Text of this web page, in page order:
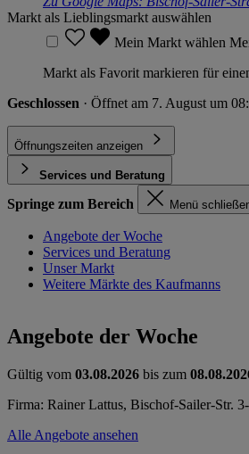
Markt als Lieblingsmarkt auswählen
Mein Markt wählen
Markt als Favorit markieren für
Geschlossen · Öffnet am 7. August um
Öffnungszeiten anzeigen
Services und Beratung
Springe zum Bereich Menü
Angebote der Woche
Services und Beratung
Unser Markt
Weitere Märkte des Kaufmanns
Angebote der Woche
Gültig vom 03.08.2026 bis zum
Firma: Rainer Lattus, Bischof-Sailer-Str.
Alle Angebote ansehen